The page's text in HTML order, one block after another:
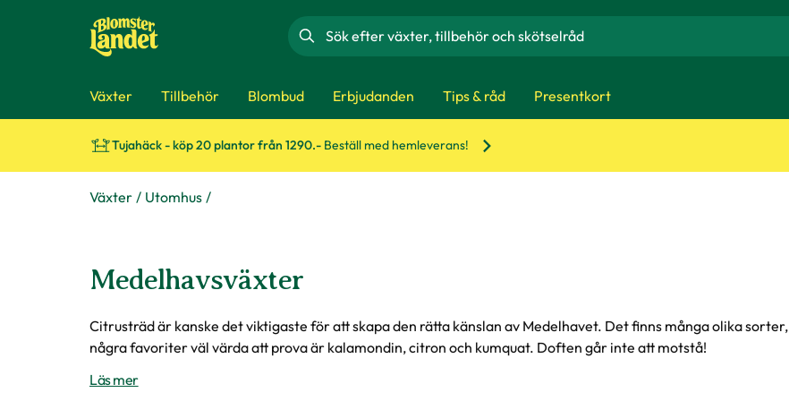
Sök
Växter Tillbehör Blombud Erbjudanden Tips & råd Presentkort
Tujahäck - köp 20 plantor från 1290.- Beställ med hemleverans!
Växter Utomhus
Medelhavsväxter
Citrusträd är kanske det viktigaste för att skapa den rätta känslan av Medelhavet. Det finns många olika sorter,
några favoriter väl värda att prova är kalamondin, citron och kumquat. Doften går inte att motstå!
Läs mer